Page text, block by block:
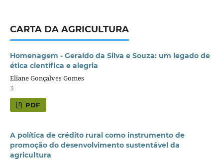
CARTA DA AGRICULTURA
Homenagem - Geraldo da Silva e Souza: um legado de
ética científica e alegria
Eliane Gonçalves Gomes
3
PDF
A política de crédito rural como instrumento de
promoção do desenvolvimento sustentável da
agricultura